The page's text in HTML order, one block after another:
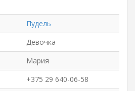
Пудель
Девочка
Мария
+375 29 640-06-58